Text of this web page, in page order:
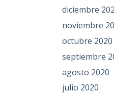
diciembre
noviembre
octubre 2020
septiembre
agosto 2020
julio 2020